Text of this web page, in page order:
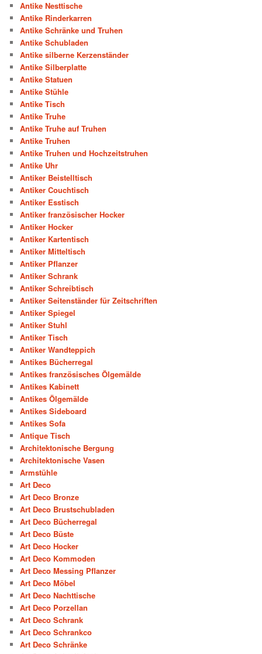
Antike Nesttische
Antike Rinderkarren
Antike Schränke und Truhen
Antike Schubladen
Antike silberne Kerzenständer
Antike Silberplatte
Antike Statuen
Antike Stühle
Antike Tisch
Antike Truhe
Antike Truhe auf Truhen
Antike Truhen
Antike Truhen und Hochzeitstruhen
Antike Uhr
Antiker Beistelltisch
Antiker Couchtisch
Antiker Esstisch
Antiker französischer Hocker
Antiker Hocker
Antiker Kartentisch
Antiker Mitteltisch
Antiker Pflanzer
Antiker Schrank
Antiker Schreibtisch
Antiker Seitenständer für Zeitschriften
Antiker Spiegel
Antiker Stuhl
Antiker Tisch
Antiker Wandteppich
Antikes Bücherregal
Antikes französisches Ölgemälde
Antikes Kabinett
Antikes Ölgemälde
Antikes Sideboard
Antikes Sofa
Antique Tisch
Architektonische Bergung
Architektonische Vasen
Armstühle
Art Deco
Art Deco Bronze
Art Deco Brustschubladen
Art Deco Bücherregal
Art Deco Büste
Art Deco Hocker
Art Deco Kommoden
Art Deco Messing Pflanzer
Art Deco Möbel
Art Deco Nachttische
Art Deco Porzellan
Art Deco Schrank
Art Deco Schrankco
Art Deco Schränke